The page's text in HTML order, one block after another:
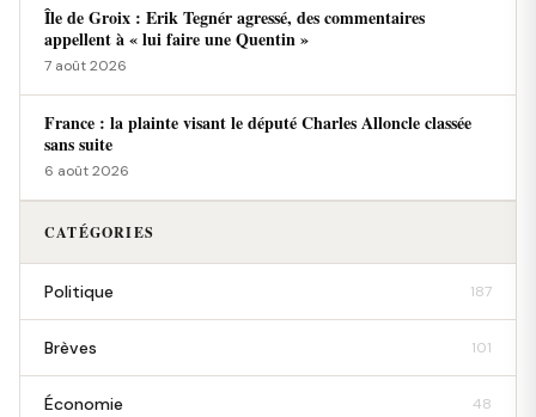
Île de Groix : Erik Tegnér agressé, des commentaires
appellent à « lui faire une Quentin »
7 août 2026
France : la plainte visant le député Charles Alloncle classée
sans suite
6 août 2026
CATÉGORIES
Politique 187
Brèves 101
Économie 48